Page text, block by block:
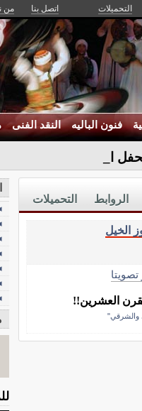
التحميلات اتصل بنا من
فنون الباليه النقد الفنى
الرسمي ل-
التحميلات الروابط
الخيل
تصويتا
العشرين!!
والشرقي"